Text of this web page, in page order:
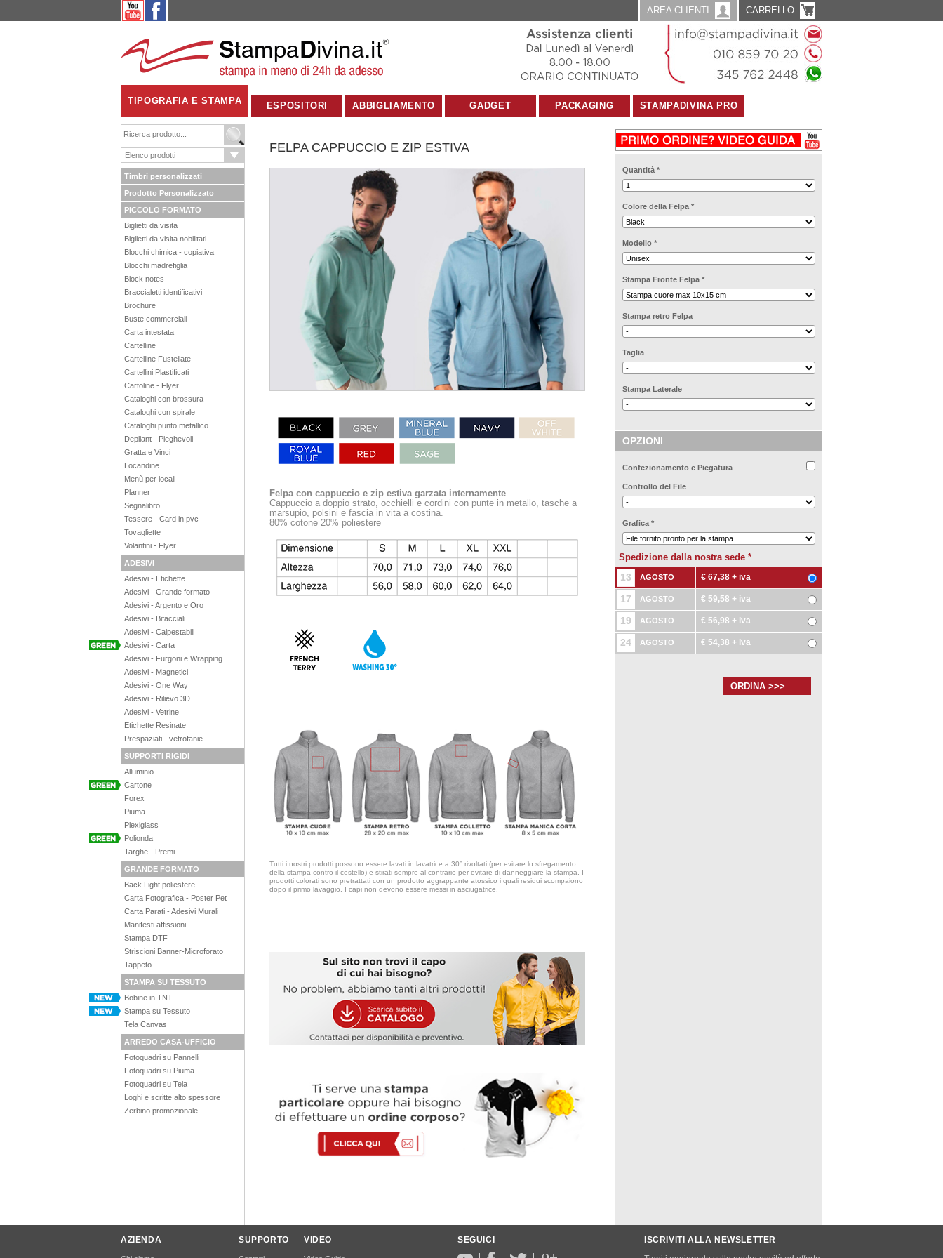
AREA CLIENTI CARRELLO
TIPOGRAFIA E STAMPA ESPOSITORI ABBIGLIAMENTO GADGET PACKAGING STAMPADIVINA PRO
Timbri personalizzati
Prodotto Personalizzato
PICCOLO FORMATO
Biglietti da visita
Biglietti da visita nobilitati
Blocchi chimica - copiativa
Blocchi madrefiglia
Block notes
Braccialetti identificativi
Brochure
Buste commerciali
Carta intestata
Cartelline
Cartelline Fustellate
Cartellini Plastificati
Cartoline - Flyer
Cataloghi con brossura
Cataloghi con spirale
Cataloghi punto metallico
Depliant - Pieghevoli
Gratta e Vinci
Locandine
Menù per locali
Planner
Segnalibro
Tessere - Card in pvc
Tovagliette
Volantini - Flyer
ADESIVI
Adesivi - Etichette
Adesivi - Grande formato
Adesivi - Argento e Oro
Adesivi - Bifacciali
Adesivi - Calpestabili
Adesivi - Carta
Adesivi - Furgoni e Wrapping
Adesivi - Magnetici
Adesivi - One Way
Adesivi - Rilievo 3D
Adesivi - Vetrine
Etichette Resinate
Prespaziati - vetrofanie
SUPPORTI RIGIDI
Alluminio
Cartone
Forex
Piuma
Plexiglass
Polionda
Targhe - Premi
GRANDE FORMATO
Back Light poliestere
Carta Fotografica - Poster Pet
Carta Parati - Adesivi Murali
Manifesti affissioni
Stampa DTF
Striscioni Banner-Microforato
Tappeto
STAMPA SU TESSUTO
Bobine in TNT
Stampa su Tessuto
Tela Canvas
ARREDO CASA-UFFICIO
Fotoquadri su Pannelli
Fotoquadri su Piuma
Fotoquadri su Tela
Loghi e scritte alto spessore
Zerbino promozionale
FELPA CAPPUCCIO E ZIP ESTIVA
Felpa con cappuccio e zip estiva garzata internamente
Cappuccio a doppio strato, occhielli e cordini con punte in metallo, tasche a
marsupio, polsini e fascia in vita a costina.
80% cotone 20% poliestere
Tutti i nostri prodotti possono essere lavati in lavatrice a 30° rivoltati (per evitare lo sfregamento
della stampa contro il cestello) e stirati sempre al contrario per evitare di danneggiare la stampa. I
prodotti colorati sono pretrattati con un prodotto aggrappante atossico i quali residui scompaiono
dopo il primo lavaggio. I capi non devono essere messi in asciugatrice.
Quantità *
Colore della Felpa *
Modello *
Stampa Fronte Felpa *
Stampa retro Felpa
Taglia
Stampa Laterale
OPZIONI
Confezionamento e Piegatura
Controllo del File
Grafica *
Spedizione dalla nostra sede *
13 AGOSTO € 67,38 + iva
17 AGOSTO € 59,58 + iva
19 AGOSTO € 56,98 + iva
24 AGOSTO € 54,38 + iva
AZIENDA SUPPORTO VIDEO SEGUICI
ISCRIVITI ALLA NEWSLETTER